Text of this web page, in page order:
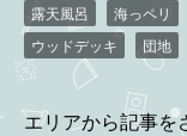
露天風呂
海っペリ
ウッドデッキ
団地
エリアから記事を